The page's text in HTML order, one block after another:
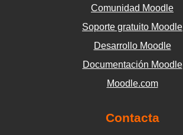
Comunidad Moodle
Soporte gratuito Moodle
Desarrollo Moodle
Documentación Moodle
Moodle.com
Contacta